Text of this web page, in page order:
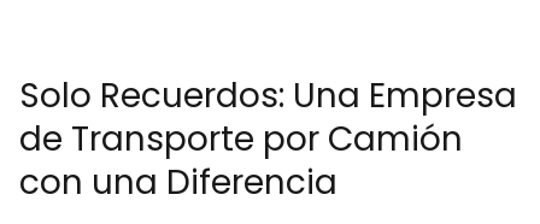
Solo Recuerdos: Una Empresa
de Transporte por Camión
con una Diferencia